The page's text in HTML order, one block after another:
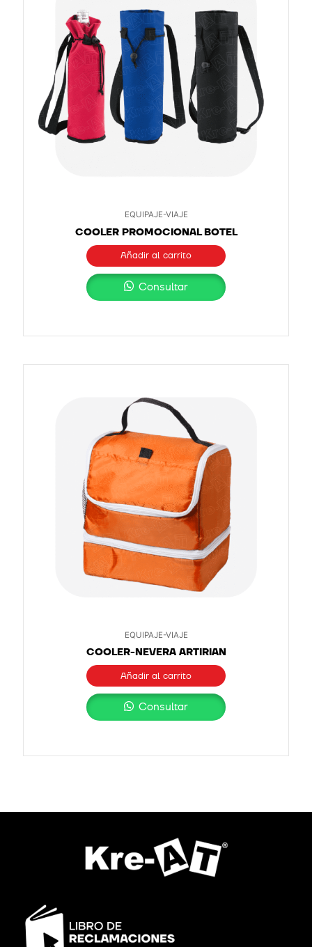
EQUIPAJE-VIAJE
COOLER PROMOCIONAL BOTEL
Añadir al carrito
Consultar
EQUIPAJE-VIAJE
COOLER-NEVERA ARTIRIAN
Añadir al carrito
Consultar